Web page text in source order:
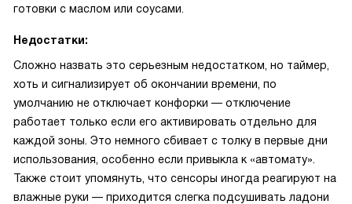
готовки с маслом или соусами.
Недостатки:
Сложно назвать это серьезным недостатком, но таймер,
хоть и сигнализирует об окончании времени, по
умолчанию не отключает конфорки — отключение
работает только если его активировать отдельно для
каждой зоны. Это немного сбивает с толку в первые дни
использования, особенно если привыкла к «автомату».
Также стоит упомянуть, что сенсоры иногда реагируют на
влажные руки — приходится слегка подсушивать ладони